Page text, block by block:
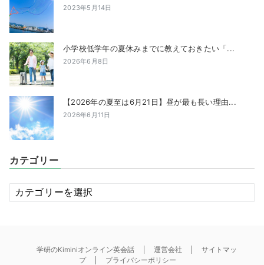
2023年5月14日
小学校低学年の夏休みまでに教えておきたい「...
2026年6月8日
【2026年の夏至は6月21日】昼が最も長い理由...
2026年6月11日
カテゴリー
カ
テ
学研のKiminiオンライン英会話 運営会社
サイトマッ
プ
プライバシーポリシー